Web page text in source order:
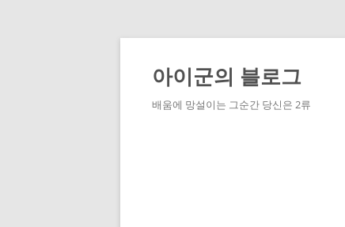
Skip
content
아이군의 블로그
배움에 망설이는 그순간 당신은 2류